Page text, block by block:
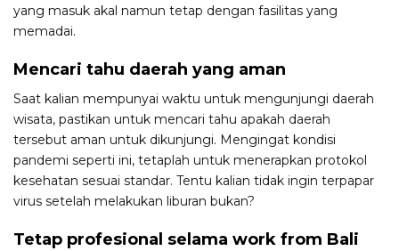
yang masuk akal namun tetap dengan fasilitas yang
memadai.
Mencari tahu daerah yang aman
Saat kalian mempunyai waktu untuk mengunjungi daerah
wisata, pastikan untuk mencari tahu apakah daerah
tersebut aman untuk dikunjungi. Mengingat kondisi
pandemi seperti ini, tetaplah untuk menerapkan protokol
kesehatan sesuai standar. Tentu kalian tidak ingin terpapar
virus setelah melakukan liburan bukan?
Tetap profesional selama work from Bali